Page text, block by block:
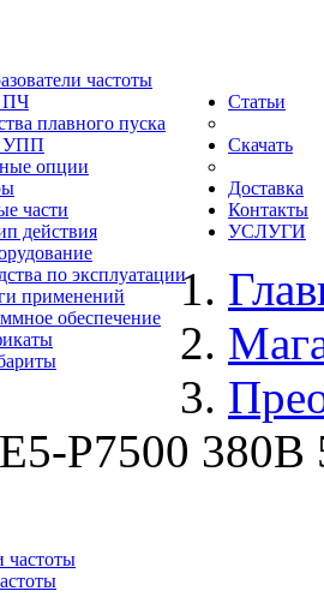
частоты
ПЧ
плавного пуска
УПП
опции
части
Статьи
действия
Скачать
по эксплуатации
применений
обеспечение
Доставка
Контакты
УСЛУГИ
Р7500